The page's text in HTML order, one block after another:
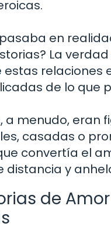
pasaba en
La
estas relaciones
de lo que
a menudo, eran
casadas o
convertía el
distancia y
de